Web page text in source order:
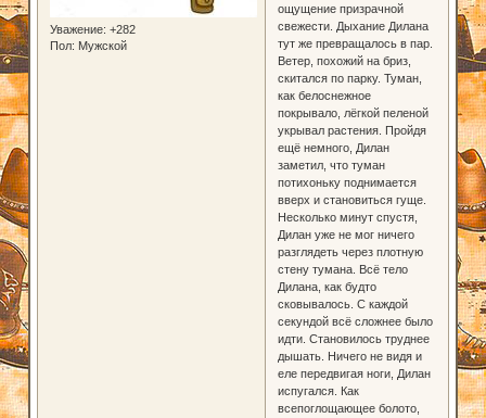
Уважение: +282
Пол: Мужской
ощущение призрачной
свежести. Дыхание Дилана
тут же превращалось в пар.
Ветер, похожий на бриз,
скитался по парку. Туман,
как белоснежное
покрывало, лёгкой пеленой
укрывал растения. Пройдя
ещё немного, Дилан
заметил, что туман
потихоньку поднимается
вверх и становиться гуще.
Несколько минут спустя,
Дилан уже не мог ничего
разглядеть через плотную
стену тумана. Всё тело
Дилана, как будто
сковывалось. С каждой
секундой всё сложнее было
идти. Становилось труднее
дышать. Ничего не видя и
еле передвигая ноги, Дилан
испугался. Как
всепоглощающее болото,